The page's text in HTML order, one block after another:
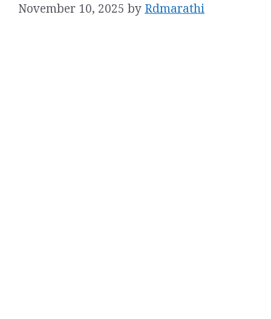
November 10, 2025 byRdmarathi